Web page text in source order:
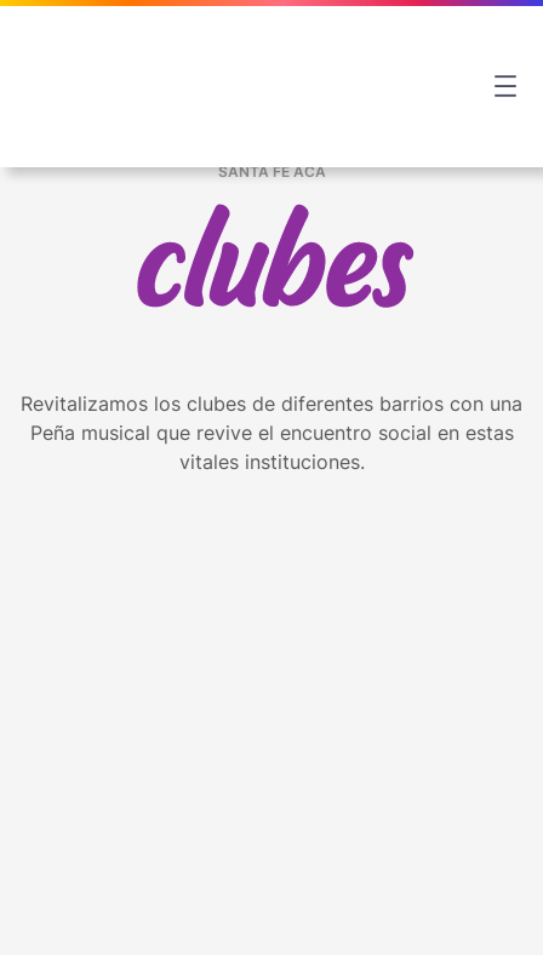
SANTA FE ACÁ
Revitalizamos los clubes de diferentes barrios con una
Peña musical que revive el encuentro social en estas
vitales instituciones.